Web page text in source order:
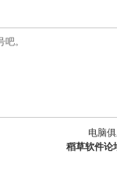
。
电脑
稻草软件论